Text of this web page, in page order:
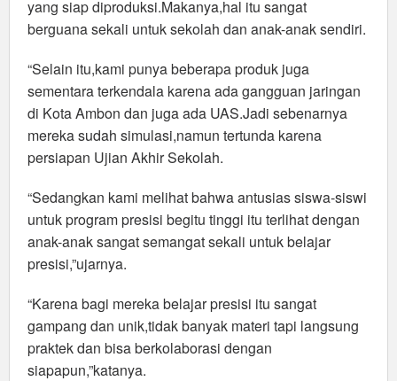
yang siap diproduksi.Makanya,hal itu sangat
berguana sekali untuk sekolah dan anak-anak sendiri.
“Selain itu,kami punya beberapa produk juga
sementara terkendala karena ada gangguan jaringan
di Kota Ambon dan juga ada UAS.Jadi sebenarnya
mereka sudah simulasi,namun tertunda karena
persiapan Ujian Akhir Sekolah.
“Sedangkan kami melihat bahwa antusias siswa-siswi
untuk program presisi begitu tinggi itu terlihat dengan
anak-anak sangat semangat sekali untuk belajar
presisi,”ujarnya.
“Karena bagi mereka belajar presisi itu sangat
gampang dan unik,tidak banyak materi tapi langsung
praktek dan bisa berkolaborasi dengan
siapapun,”katanya.